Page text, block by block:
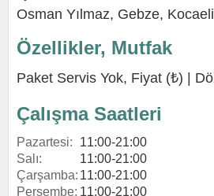
Osman Yılmaz, Gebze, Kocaeli
Özellikler, Mutfak
Paket Servis Yok, Fiyat (₺) |
Çalışma Saatleri
Pazartesi:
11:00-21:00
Salı:
11:00-21:00
Çarşamba: 11:00-21:00
Perşembe: 11:00-21:00